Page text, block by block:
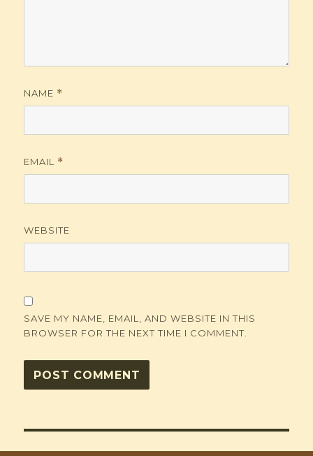
NAME *
EMAIL *
WEBSITE
SAVE MY NAME, EMAIL, AND WEBSITE IN THIS
BROWSER FOR THE NEXT TIME I COMMENT.